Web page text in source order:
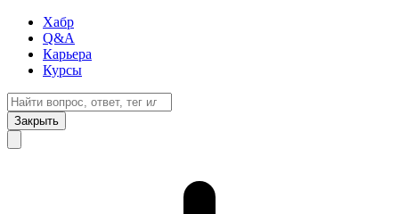
Хабр
Q&A
Карьера
Курсы
Закрыть